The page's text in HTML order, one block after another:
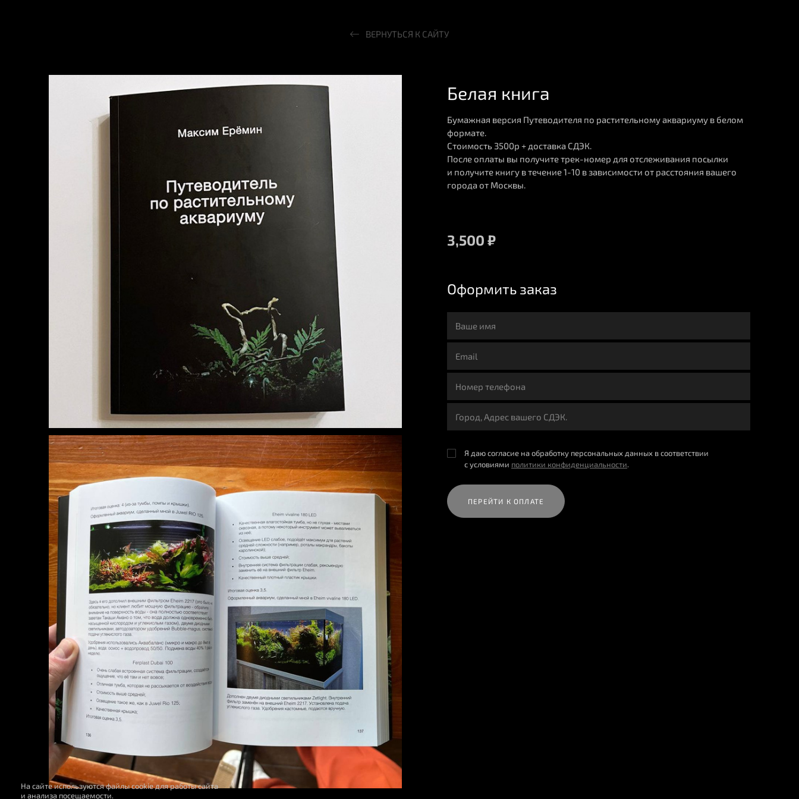
ВЕРНУТЬСЯ К САЙТУ
Белая книга
Бумажная версия Путеводителя по растительному аквариуму в белом
формате.
Стоимость 3500р + доставка СДЭК.
После оплаты вы получите трек-номер для отслеживания посылки
и получите книгу в течение 1-10 в зависимости от расстояния вашего
города от Москвы.
3,500 ₽
Оформить заказ
Я даю согласие на обработку персональных данных в соответствии
с условиями политики конфиденциальности.
ПЕРЕЙТИ К ОПЛАТЕ
На сайте используются файлы cookie для работы сайта
и анализа посещаемости.